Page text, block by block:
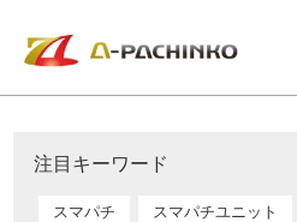
注目キーワード
スマパチ スマパチユニット